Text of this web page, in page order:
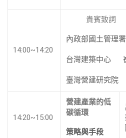
14:00~14:20
貴賓致詞
內政部國土管理
台灣建築中心
臺灣營建研究院
14:20~15:00
營建產業的低
碳循環
策略與手段